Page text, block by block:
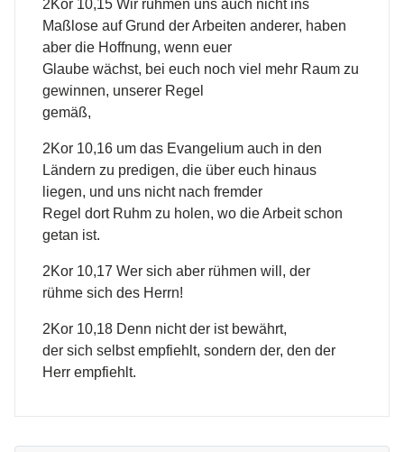
2Kor 10,15 Wir rühmen uns auch nicht ins
Maßlose auf Grund der Arbeiten anderer, haben
aber die Hoffnung, wenn euer
Glaube wächst, bei euch noch viel mehr Raum zu
gewinnen, unserer Regel
gemäß,
2Kor 10,16 um das Evangelium auch in den
Ländern zu predigen, die über euch hinaus
liegen, und uns nicht nach fremder
Regel dort Ruhm zu holen, wo die Arbeit schon
getan ist.
2Kor 10,17 Wer sich aber rühmen will, der
rühme sich des Herrn!
2Kor 10,18 Denn nicht der ist bewährt,
der sich selbst empfiehlt, sondern der, den der
Herr empfiehlt.